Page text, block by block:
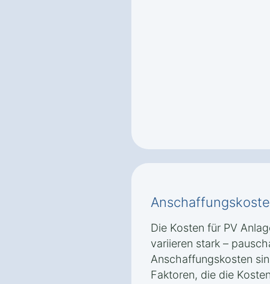
Die Kosten für PV
variieren stark –
Anschaffungskosten
Faktoren, die die